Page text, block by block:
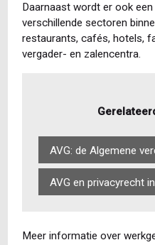
Daarnaast wordt er ook
verschillende sectoren
restaurants, cafés, hotels,
vergader- en zalencentra.
Meer informatie over